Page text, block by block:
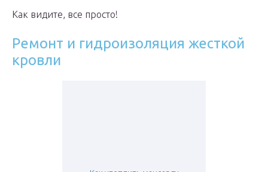
Как видите, все просто!
Ремонт и гидроизоляция жесткой
кровли